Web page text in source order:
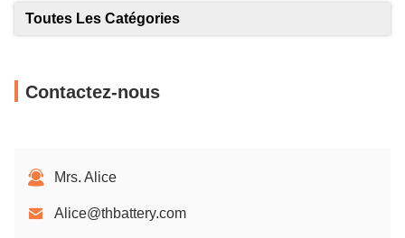
Toutes Les Catégories
Contactez-nous
Mrs. Alice
Alice@thbattery.com